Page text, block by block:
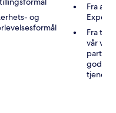
og
Fra
Fra
vår